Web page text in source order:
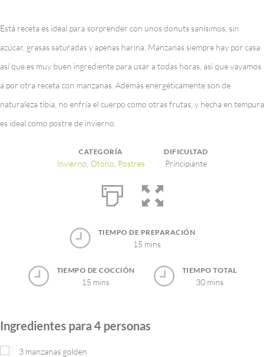
Está receta es ideal para sorprender con unos donuts sanísimos, sin
azúcar, grasas saturadas y apenas harina. Manzanas siempre hay por casa
así que es muy buen ingrediente para usar a todas horas, así que vayamos
a por otra receta con manzanas. Además energéticamente son de
naturaleza tibia, no enfría el cuerpo como otras frutas, y hecha en tempura
es ideal como postre de invierno.
CATEGORÍA
Invierno Otoño Postres
DIFICULTAD
Principiante
TIEMPO DE PREPARACIÓN
15 mins
TIEMPO DE COCCIÓN
15 mins
TIEMPO TOTAL
30 mins
Ingredientes para 4 personas
3 manzanas golden